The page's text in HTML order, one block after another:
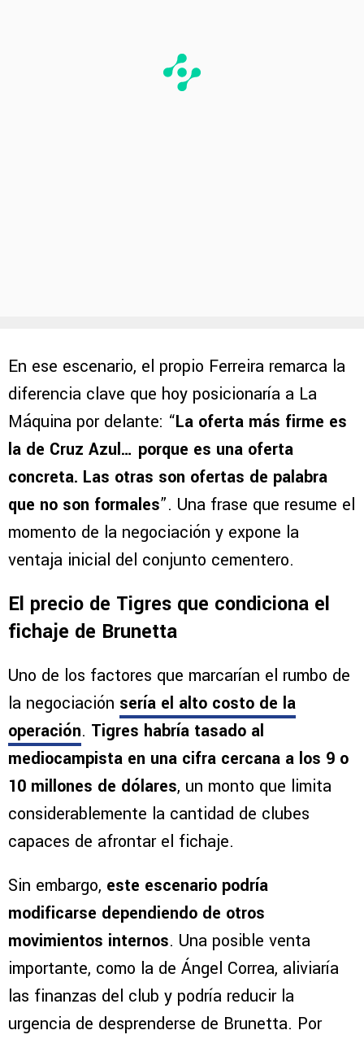
En ese escenario, el propio Ferreira remarca la
diferencia clave que hoy posicionaría a La
Máquina por delante: “La oferta más firme es
la de Cruz Azul… porque es una oferta
concreta. Las otras son ofertas de palabra
que no son formales”. Una frase que resume el
momento de la negociación y expone la
ventaja inicial del conjunto cementero.
El precio de Tigres que condiciona el
fichaje de Brunetta
Uno de los factores que marcarían el rumbo de
la negociación sería el alto costo de la
operación. Tigres habría tasado al
mediocampista en una cifra cercana a los 9 o
10 millones de dólares, un monto que limita
considerablemente la cantidad de clubes
capaces de afrontar el fichaje.
Sin embargo, este escenario podría
modificarse dependiendo de otros
movimientos internos. Una posible venta
importante, como la de Ángel Correa, aliviaría
las finanzas del club y podría reducir la
urgencia de desprenderse de Brunetta. Por